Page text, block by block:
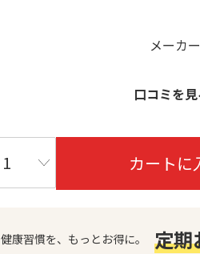
メーカ
口コミを見
カートに
健康習慣を、もっとお得に。 定期